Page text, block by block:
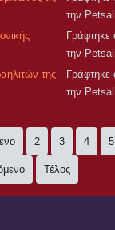
την
Γράφτηκε
την
της
Γράφτηκε
την
2 3 4 5
Τέλος